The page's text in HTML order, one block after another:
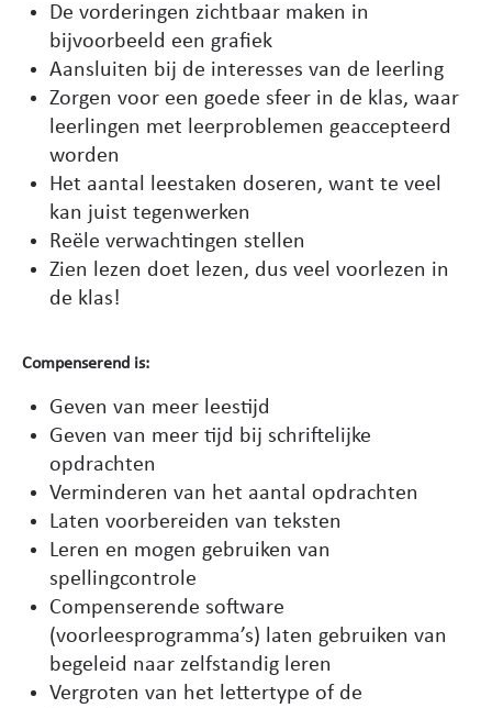
De vorderingen zichtbaar maken in
bijvoorbeeld een grafiek
Aansluiten bij de interesses van de leerling
Zorgen voor een goede sfeer in de klas, waar
leerlingen met leerproblemen geaccepteerd
worden
Het aantal leestaken doseren, want te veel
kan juist tegenwerken
Reële verwachtingen stellen
Zien lezen doet lezen, dus veel voorlezen in
de klas!
Compenserend is:
Geven van meer leestijd
Geven van meer tijd bij schriftelijke
opdrachten
Verminderen van het aantal opdrachten
Laten voorbereiden van teksten
Leren en mogen gebruiken van
spellingcontrole
Compenserende software
(voorleesprogramma’s) laten gebruiken van
begeleid naar zelfstandig leren
Vergroten van het lettertype of de